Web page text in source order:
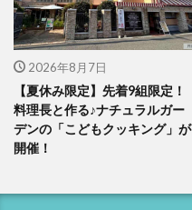
2026年8月7日
【夏休み限定】先着9組限定！
料理長と作る♪ナチュラルガー
デンの「こどもクッキング」が
開催！